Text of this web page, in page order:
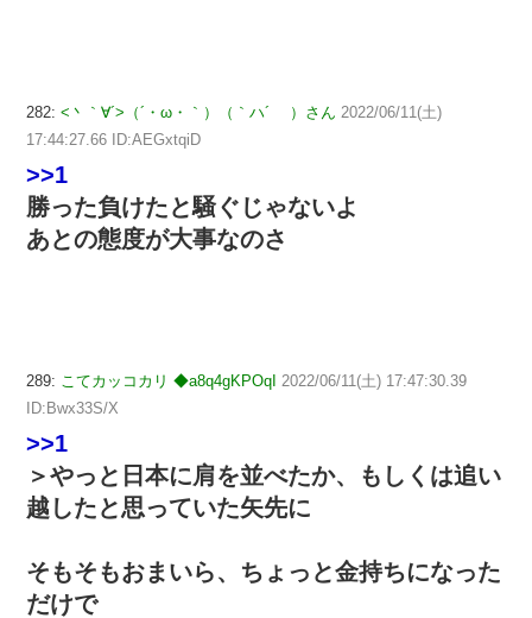
282: <丶｀∀´>（´・ω・｀）（｀ハ´ ）さん 2022/06/11(土)
17:44:27.66 ID:AEGxtqiD
>>1
勝った負けたと騒ぐじゃないよ
あとの態度が大事なのさ
289: こてカッコカリ ◆a8q4gKPOqI 2022/06/11(土) 17:47:30.39
ID:Bwx33S/X
>>1
＞やっと日本に肩を並べたか、もしくは追い
越したと思っていた矢先に
そもそもおまいら、ちょっと金持ちになった
だけで